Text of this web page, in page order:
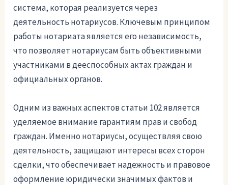
система, которая реализуется через
деятельность нотариусов. Ключевым принципом
работы нотариата является его независимость,
что позволяет нотариусам быть объективными
участниками в дееспособных актах граждан и
официальных органов.
Одним из важных аспектов статьи 102 является
уделяемое внимание гарантиям прав и свобод
граждан. Именно нотариусы, осуществляя свою
деятельность, защищают интересы всех сторон
сделки, что обеспечивает надежность и правовое
оформление юридически значимых фактов и